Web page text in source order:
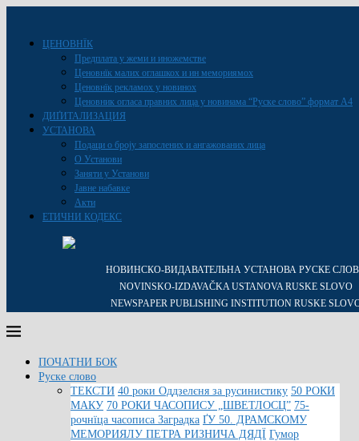
ЦЕНОВНЇК
Предплата у жеми и иножемстве
Ценовнїк малих оглашкох и ин мемориямох
Ценовнїк рекламох у новинох
Ценовник огласа правних лица у новинама “Руске слово” формат A4
ДИҐИТАЛИЗАЦИЯ
УСТАНОВА
Подаци о броју запослених и ангажованих лица
О Установи
Заняти у Установи
Јавне набавке
Акти
ЕТИЧНИ КОДЕКС
НОВИНСКО-ВИДАВАТЕЛЬНА УСТАНОВА РУСКЕ
NOVINSKO-IZDAVAČKA USTANOVA RUSKE SLOVO
NEWSPAPER PUBLISHING INSTITUTION RUSKE
ПОЧАТНИ БОК
Руске слово
ТЕКСТИ 40 роки Оддзелєня за русинистику 50 РОКИ
МАКУ 70 РОКИ ЧАСОПИСУ „ШВЕТЛОСЦ” 75-
рочнїца часописа Заградка ҐУ 50. ДРАМСКОМУ
МЕМОРИЯЛУ ПЕТРА РИЗНИЧА ДЯДЇ Гумор